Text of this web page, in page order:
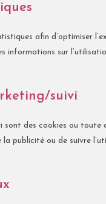
afin d’optimiser
informations sur
suivi
sont des cookies ou
publicité ou de suivre